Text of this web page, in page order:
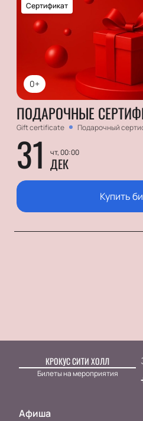
0+
Сертификат
ПОДАРОЧНЫЕ
Gift certificate Подарочный
31 чт, 00:00
ДЕК
Купить
КРОКУС СИТИ ХОЛЛ
Билеты на мероприятия
Афиша